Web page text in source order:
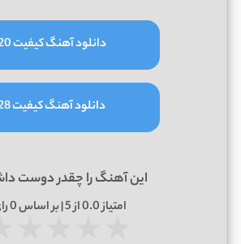
دانلود آهنگ کیفیت 320
دانلود آهنگ کیفیت 128
این آهنگ را چقدر دوست
امتیاز0.0از 5 | بر اساس 0